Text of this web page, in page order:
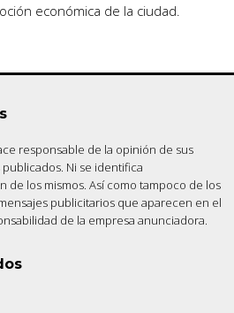
económica de la ciudad.
responsable de la opinión de sus
Ni se identifica
de los mismos. Así como tampoco de los
publicitarios que aparecen en el
de la empresa anunciadora.